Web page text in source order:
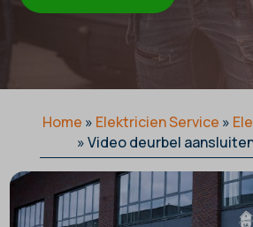
Home » Elektricien Service »
»Video deurbel